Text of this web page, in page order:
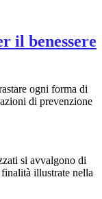
il benessere
ogni forma di
di prevenzione
si avvalgono di
illustrate nella